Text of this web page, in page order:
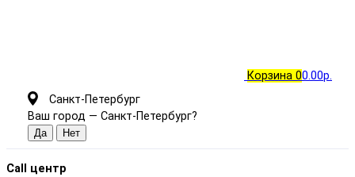
Корзина 00.00р.
Санкт-Петербург
Ваш город — Санкт-Петербург?
Call центр